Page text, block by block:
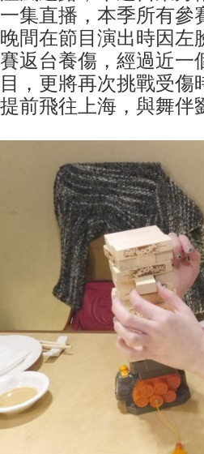
一集直播，本季所有參
晚間在節目演出時因左
賽返台養傷，經過近一
目，更將再次挑戰受
提前飛往上海，與舞伴